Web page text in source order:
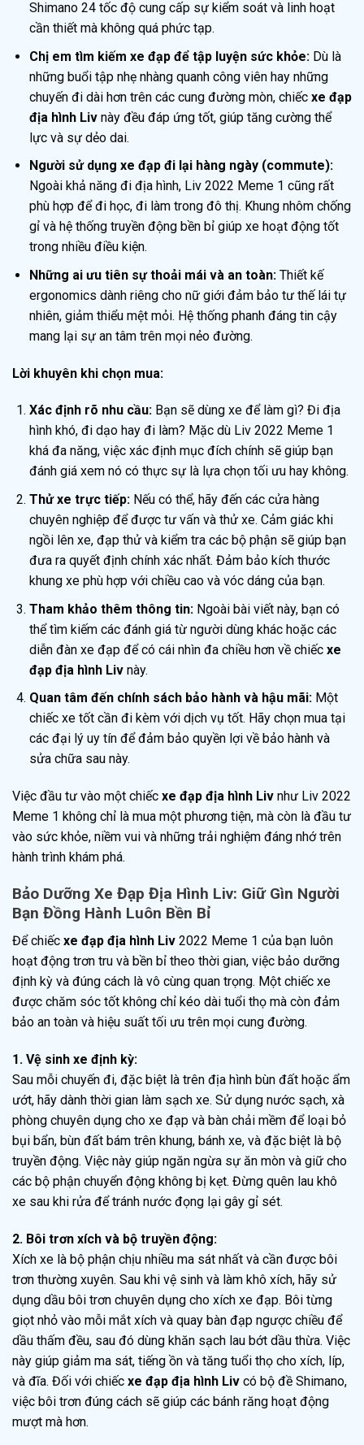
Shimano 24 tốc độ cung cấp sự kiểm soát và linh hoạt
cần thiết mà không quá phức tạp.
Chị em tìm kiếm xe đạp để tập luyện sức khỏe:Dù là
những buổi tập nhẹ nhàng quanh công viên hay những
chuyến đi dài hơn trên các cung đường mòn, chiếc xe đạp
địa hình Livnày đều đáp ứng tốt, giúp tăng cường thể
lực và sự dẻo dai.
Người sử dụng xe đạp đi lại hàng ngày (commute):
Ngoài khả năng đi địa hình, Liv 2022 Meme 1 cũng rất
phù hợp để đi học, đi làm trong đô thị. Khung nhôm chống
gỉ và hệ thống truyền động bền bỉ giúp xe hoạt động tốt
trong nhiều điều kiện.
Những ai ưu tiên sự thoải mái và an toàn:Thiết kế
ergonomics dành riêng cho nữ giới đảm bảo tư thế lái tự
nhiên, giảm thiểu mệt mỏi. Hệ thống phanh đáng tin cậy
mang lại sự an tâm trên mọi nẻo đường.
Lời khuyên khi chọn mua:
Xác định rõ nhu cầu:Bạn sẽ dùng xe để làm gì? Đi địa
hình khó, đi dạo hay đi làm? Mặc dù Liv 2022 Meme 1
khá đa năng, việc xác định mục đích chính sẽ giúp bạn
đánh giá xem nó có thực sự là lựa chọn tối ưu hay không.
Thử xe trực tiếp:Nếu có thể, hãy đến các cửa hàng
chuyên nghiệp để được tư vấn và thử xe. Cảm giác khi
ngồi lên xe, đạp thử và kiểm tra các bộ phận sẽ giúp bạn
đưa ra quyết định chính xác nhất. Đảm bảo kích thước
khung xe phù hợp với chiều cao và vóc dáng của bạn.
Tham khảo thêm thông tin:Ngoài bài viết này, bạn có
thể tìm kiếm các đánh giá từ người dùng khác hoặc các
diễn đàn xe đạp để có cái nhìn đa chiều hơn về chiếc xe
đạp địa hình Livnày.
Quan tâm đến chính sách bảo hành và hậu mãi:Một
chiếc xe tốt cần đi kèm với dịch vụ tốt. Hãy chọn mua tại
các đại lý uy tín để đảm bảo quyền lợi về bảo hành và
sửa chữa sau này.
Việc đầu tư vào một chiếc xe đạp địa hình Liv như Liv 2022
Meme 1 không chỉ là mua một phương tiện, mà còn là đầu tư
vào sức khỏe, niềm vui và những trải nghiệm đáng nhớ trên
hành trình khám phá.
Bảo Dưỡng Xe Đạp Địa Hình Liv: Giữ Gìn Người
Bạn Đồng Hành Luôn Bền Bỉ
Để chiếc xe đạp địa hình Liv 2022 Meme 1 của bạn luôn
hoạt động trơn tru và bền bỉ theo thời gian, việc bảo dưỡng
định kỳ và đúng cách là vô cùng quan trọng. Một chiếc xe
được chăm sóc tốt không chỉ kéo dài tuổi thọ mà còn đảm
bảo an toàn và hiệu suất tối ưu trên mọi cung đường.
1. Vệ sinh xe định kỳ:
Sau mỗi chuyến đi, đặc biệt là trên địa hình bùn đất hoặc ẩm
ướt, hãy dành thời gian làm sạch xe. Sử dụng nước sạch, xà
phòng chuyên dụng cho xe đạp và bàn chải mềm để loại bỏ
bụi bẩn, bùn đất bám trên khung, bánh xe, và đặc biệt là bộ
truyền động. Việc này giúp ngăn ngừa sự ăn mòn và giữ cho
các bộ phận chuyển động không bị kẹt. Đừng quên lau khô
xe sau khi rửa để tránh nước đọng lại gây gỉ sét.
2. Bôi trơn xích và bộ truyền động:
Xích xe là bộ phận chịu nhiều ma sát nhất và cần được bôi
trơn thường xuyên. Sau khi vệ sinh và làm khô xích, hãy sử
dụng dầu bôi trơn chuyên dụng cho xích xe đạp. Bôi từng
giọt nhỏ vào mỗi mắt xích và quay bàn đạp ngược chiều để
dầu thấm đều, sau đó dùng khăn sạch lau bớt dầu thừa. Việc
này giúp giảm ma sát, tiếng ồn và tăng tuổi thọ cho xích, líp,
và đĩa. Đối với chiếc xe đạp địa hình Liv có bộ đề Shimano,
việc bôi trơn đúng cách sẽ giúp các bánh răng hoạt động
mượt mà hơn.